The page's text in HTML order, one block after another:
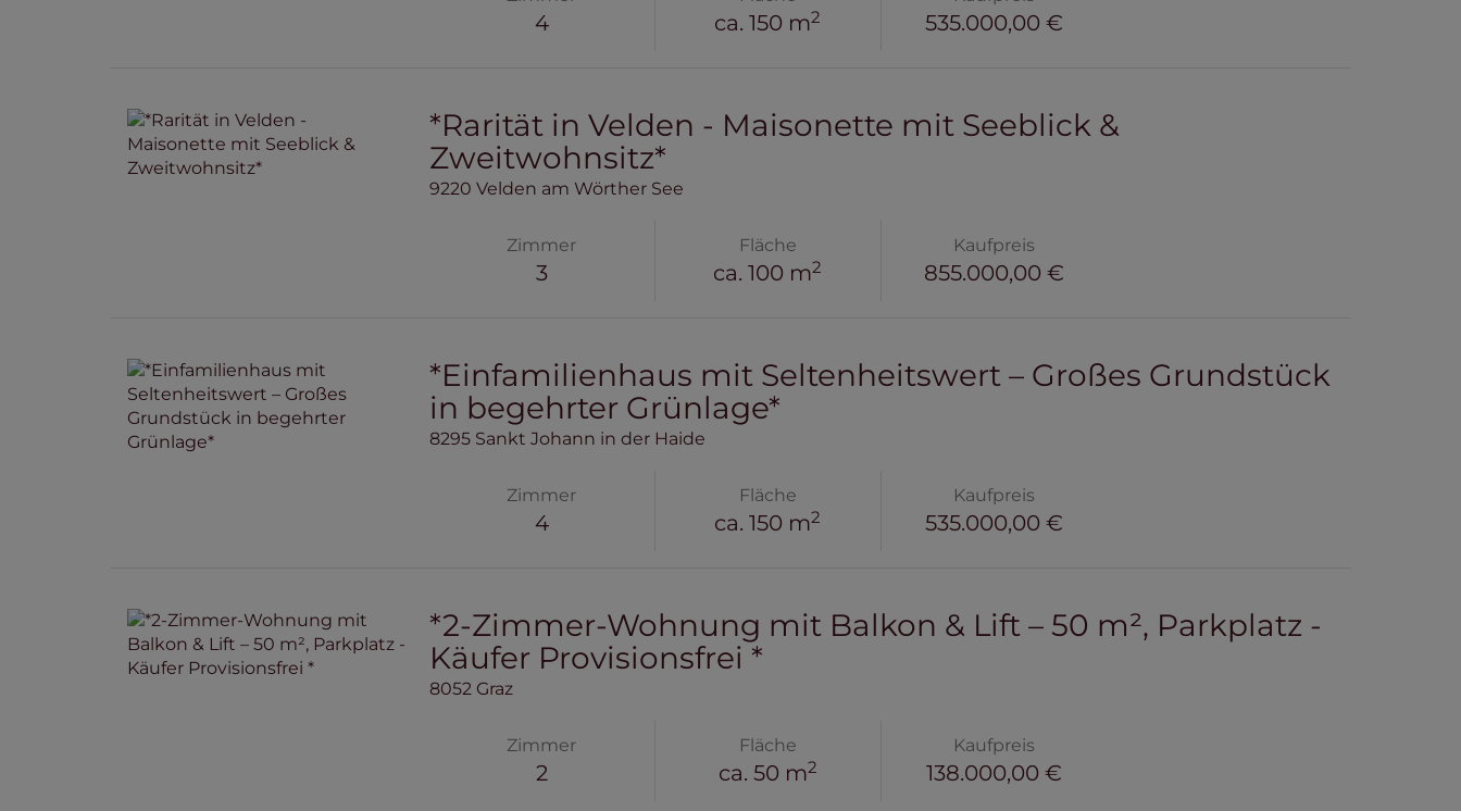
4 ca. 150 m2 535.000,00 €
*Rarität in Velden - Maisonette mit Seeblick &
Zweitwohnsitz*
9220 Velden am Wörther See
Zimmer
3
Fläche
ca. 100 m2
Kaufpreis
855.000,00 €
*Einfamilienhaus mit Seltenheitswert – Großes Grundstück
in begehrter Grünlage*
8295 Sankt Johann in der Haide
Zimmer
4
Fläche
ca. 150 m2
Kaufpreis
535.000,00 €
*2-Zimmer-Wohnung mit Balkon & Lift – 50 m², Parkplatz -
Käufer Provisionsfrei *
8052 Graz
Zimmer
2
Fläche
ca. 50 m2
Kaufpreis
138.000,00 €